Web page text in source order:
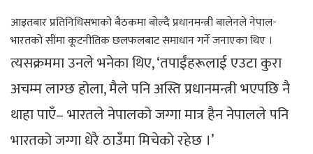
आइतबार प्रतिनिधिसभाको बैठकमा बोल्दै प्रधानमन्त्री बालेनले नेपाल-
भारतको सीमा कूटनीतिक छलफलबाट समाधान गर्ने जनाएका थिए ।
त्यसक्रममा उनले भनेका थिए, ‘तपाईंहरूलाई एउटा कुरा
अचम्म लाग्छ होला, मैले पनि अस्ति प्रधानमन्त्री भएपछि नै
थाहा पाएँ– भारतले नेपालको जग्गा मात्र हैन नेपालले पनि
भारतको जग्गा धेरै ठाउँमा मिचेको रहेछ ।’